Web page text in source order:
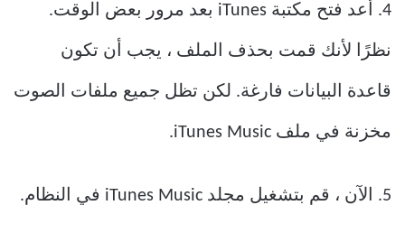
4. أعد فتح مكتبة iTunes بعد مرور بعض الوقت.
نظرًا لأنك قمت بحذف الملف ، يجب أن تكون
قاعدة البيانات فارغة. لكن تظل جميع ملفات الصوت
مخزنة في ملف iTunes Music.
5. الآن ، قم بتشغيل مجلد iTunes Music في النظام.